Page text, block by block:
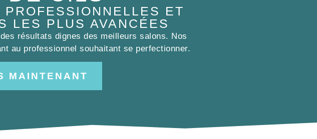
ET
LES PLUS AVANCÉES
résultats dignes des meilleurs salons. Nos
au professionnel souhaitant se perfectionner.
MAINTENANT